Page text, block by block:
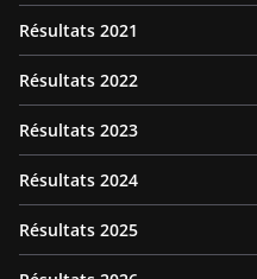
Résultats 2021
Résultats 2022
Résultats 2023
Résultats 2024
Résultats 2025